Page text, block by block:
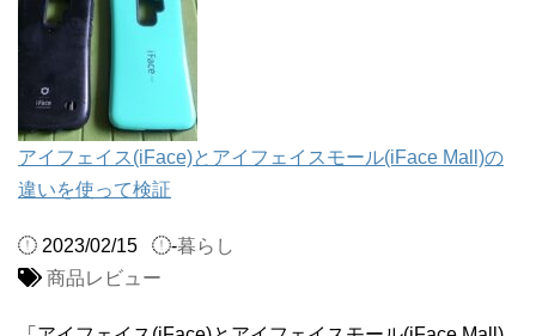
アイフェイス(iFace)とアイフェイスモール(iFace Mall)の
違いを使って検証
2023/02/15 -暮らし
商品レビュー